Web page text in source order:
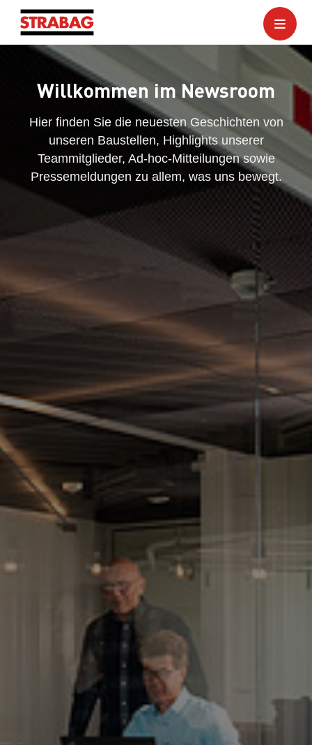
Willkommen im Newsroom
Hier finden Sie die neuesten Geschichten von
unseren Baustellen, Highlights unserer
Teammitglieder, Ad-hoc-Mitteilungen sowie
Pressemeldungen zu allem, was uns bewegt.